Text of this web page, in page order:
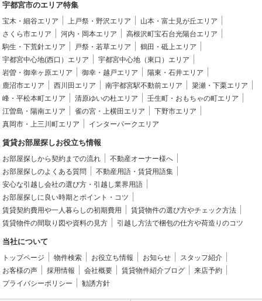
宇都宮市のエリア特集
宝木・細谷エリア 上戸祭・野沢エリア
山本・富士見が丘エリア
さくら市エリア
河内・岡本エリア
高根沢町宝石台光陽台エリア
駒生・下荒針エリア
戸祭・若草エリア
鶴田・砥上エリア
宇都宮中心地(西口）エリア
宇都宮中心地（東口）エリア
岩曽・御幸ヶ原エリア
御幸・越戸エリア
陽東・石井エリア
鹿沼市エリア
西川田エリア 南宇都宮駅不動前エリア
簗瀬・下栗エリア
峰・平松本町エリア
清原ゆいの杜エリア
壬生町・おもちゃの町エリア
江曽島・陽南エリア
雀の宮・上横田エリア
下野市エリア
真岡市・上三川町エリア
インターパークエリア
賃貸お部屋探しお役立ち情報
お部屋探しから契約までの流れ
不動産オーナー様へ
お部屋探しのよくある質問
不動産用語・賃貸用語集
安心な引越し会社の選び方・引越し業界用語
お部屋探しに良い時期とポイント・コツ
賃貸契約費用や一人暮らしの初期費用
賃貸物件の選び方やチェック方法
賃貸物件の間取り図や資料の見方
引越し方法で梱包の仕方や荷造りのコツ
当社について
トップページ 物件検索 お役立ち情報 お知らせ
スタッフ紹介
お客様の声
採用情報 会社概要 賃貸物件紹介ブログ
来店予約
プライバシーポリシー
勧誘方針